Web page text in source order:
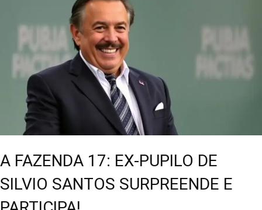
A FAZENDA 17: EX-PUPILO DE
SILVIO SANTOS SURPREENDE E